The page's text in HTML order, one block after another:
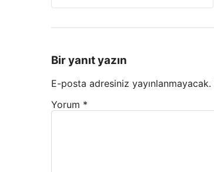
Bir yanıt yazın
E-posta adresiniz yayınlanmayacak.
Yorum *